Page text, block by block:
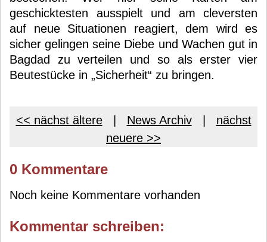
geschicktesten ausspielt und am cleversten
auf neue Situationen reagiert, dem wird es
sicher gelingen seine Diebe und Wachen gut in
Bagdad zu verteilen und so als erster vier
Beutestücke in „Sicherheit“ zu bringen.
<< nächst ältere| News Archiv| nächst
neuere >>
0 Kommentare
Noch keine Kommentare vorhanden
Kommentar schreiben: